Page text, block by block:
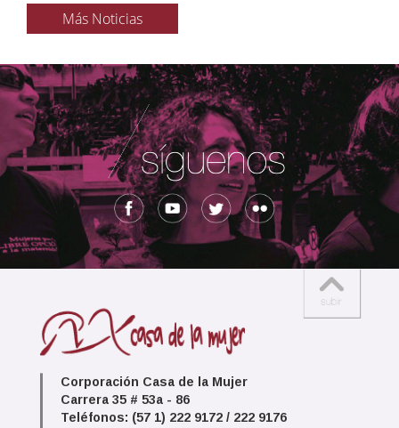
Más Noticias
Corporación Casa de la Mujer
Carrera 35 # 53a - 86
Teléfonos: (57 1) 222 9172 / 222 9176